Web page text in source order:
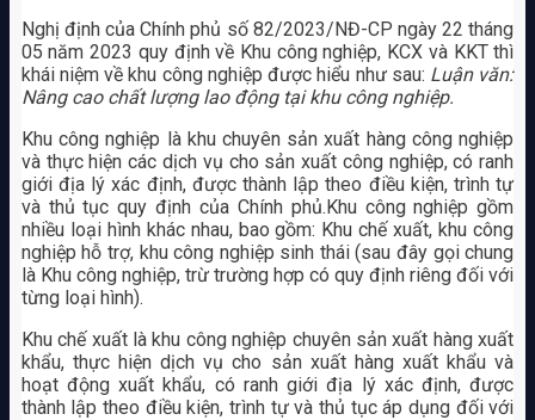
Nghị định của Chính phủ số 82/2023/NĐ-CP ngày 22 tháng
05 năm 2023 quy định về Khu công nghiệp, KCX và KKT thì
khái niệm về khu công nghiệp được hiểu như sau: Luận văn:
Nâng cao chất lượng lao động tại khu công nghiệp.
Khu công nghiệp là khu chuyên sản xuất hàng công nghiệp
và thực hiện các dịch vụ cho sản xuất công nghiệp, có ranh
giới địa lý xác định, được thành lập theo điều kiện, trình tự
và thủ tục quy định của Chính phủ.Khu công nghiệp gồm
nhiều loại hình khác nhau, bao gồm: Khu chế xuất, khu công
nghiệp hỗ trợ, khu công nghiệp sinh thái (sau đây gọi chung
là Khu công nghiệp, trừ trường hợp có quy định riêng đối với
từng loại hình).
Khu chế xuất là khu công nghiệp chuyên sản xuất hàng xuất
khẩu, thực hiện dịch vụ cho sản xuất hàng xuất khẩu và
hoạt động xuất khẩu, có ranh giới địa lý xác định, được
thành lập theo điều kiện, trình tự và thủ tục áp dụng đối với